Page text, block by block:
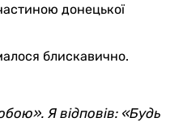
донецької
блискавично.
Я відповів: «Будь